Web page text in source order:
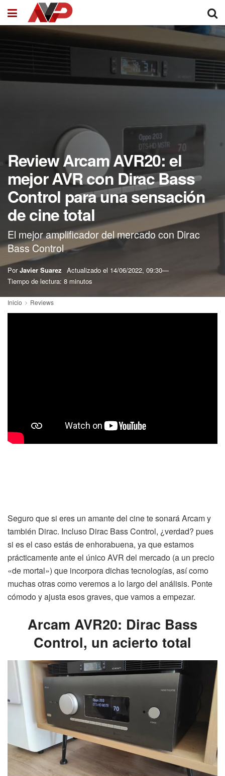
Review Arcam AVR20: el
mejor AVR con Dirac Bass
Control para una sensación
de cine total
El mejor amplificador del mercado con Dirac
Bass Control
Por Javier Suarez Actualizado el 14/06/2022, 09:30
Tiempo de lectura: 8 minutos
Inicio Reviews
Seguro que si eres un amante del cine te sonará Arcam y
también Dirac. Incluso Dirac Bass Control, ¿verdad? pues
si es el caso estás de enhorabuena, ya que estamos
prácticamente ante el único AVR del mercado (a un precio
«de mortal») que incorpora dichas tecnologías, así como
muchas otras como veremos a lo largo del análisis. Ponte
cómodo y ajusta esos graves, que vamos a empezar.
Arcam AVR20: Dirac Bass
Control, un acierto total